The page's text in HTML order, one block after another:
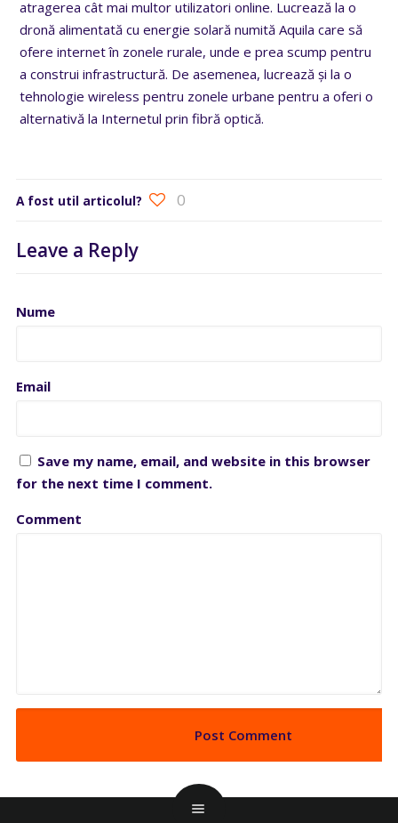
atragerea cât mai multor utilizatori online. Lucrează la o
dronă alimentată cu energie solară numită Aquila care să
ofere internet în zonele rurale, unde e prea scump pentru
a construi infrastructură. De asemenea, lucrează și la o
tehnologie wireless pentru zonele urbane pentru a oferi o
alternativă la Internetul prin fibră optică.
A fost util articolul? 0
Leave a Reply
Nume
Email
Save my name, email, and website in this browser
for the next time I comment.
Comment